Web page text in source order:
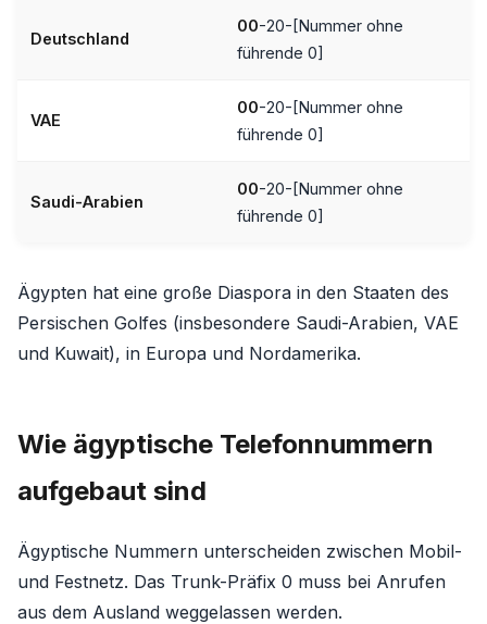
Deutschland
00-20-[Nummer ohne
führende 0]
VAE
00-20-[Nummer ohne
führende 0]
Saudi-Arabien
00-20-[Nummer ohne
führende 0]
Ägypten hat eine große Diaspora in den Staaten des
Persischen Golfes (insbesondere Saudi-Arabien, VAE
und Kuwait), in Europa und Nordamerika.
Wie ägyptische Telefonnummern
aufgebaut sind
Ägyptische Nummern unterscheiden zwischen Mobil-
und Festnetz. Das Trunk-Präfix 0 muss bei Anrufen
aus dem Ausland weggelassen werden.